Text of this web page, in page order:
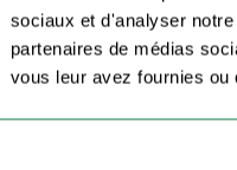
sociaux et d'analyser
partenaires de médias
vous leur avez fournies